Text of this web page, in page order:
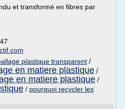
et transformé en fibres par
plastique transparent /
en matiere plastique /
en matiere plastique /
/ pourquoi recycler les